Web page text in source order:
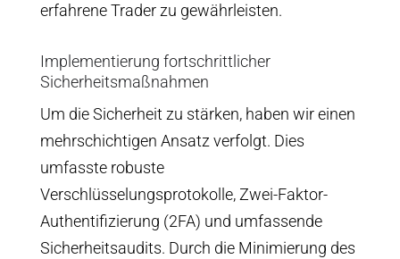
erfahrene Trader zu gewährleisten.
Implementierung fortschrittlicher
Sicherheitsmaßnahmen
Um die Sicherheit zu stärken, haben wir einen
mehrschichtigen Ansatz verfolgt. Dies
umfasste robuste
Verschlüsselungsprotokolle, Zwei-Faktor-
Authentifizierung (2FA) und umfassende
Sicherheitsaudits. Durch die Minimierung des